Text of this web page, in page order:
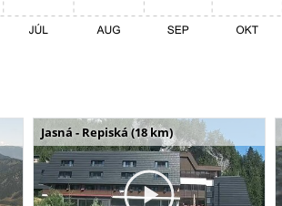
Jasná - Repiská (18 km)